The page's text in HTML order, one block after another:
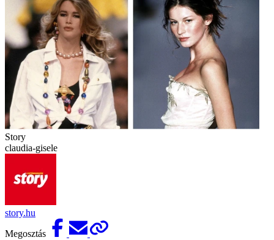
Story
claudia-gisele
story.hu
Megosztás